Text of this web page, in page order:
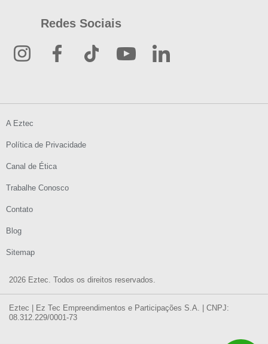
Redes Sociais
2026 Eztec. Todos os direitos reservados.
A Eztec
Política de Privacidade
Canal de Ética
Trabalhe Conosco
Contato
Blog
Sitemap
Eztec | Ez Tec Empreendimentos e Participações S.A. | CNPJ:
08.312.229/0001-73